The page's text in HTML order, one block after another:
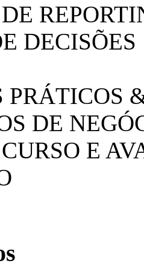
DECISÕES
PRÁTICOS
DE
E